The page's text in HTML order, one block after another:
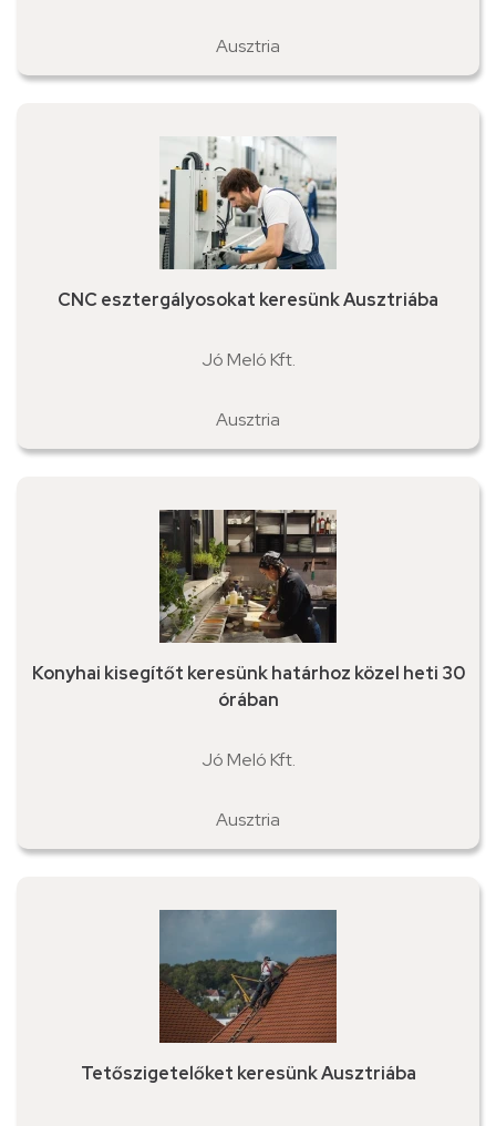
Ausztria
CNC esztergályosokat keresünk Ausztriába
Jó Meló Kft.
Ausztria
Konyhai kisegítőt keresünk határhoz közel heti 30
órában
Jó Meló Kft.
Ausztria
Tetőszigetelőket keresünk Ausztriába